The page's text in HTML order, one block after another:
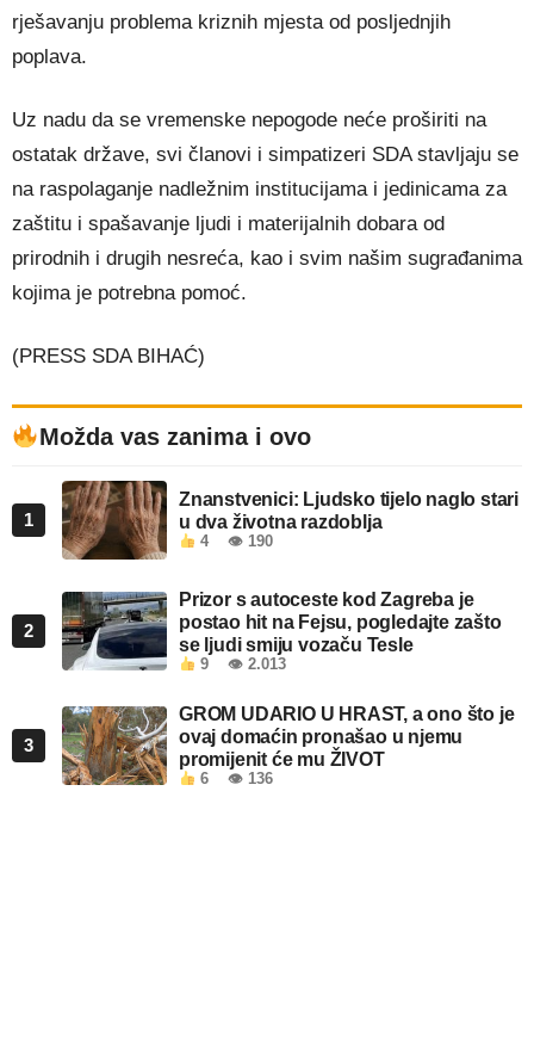
rješavanju problema kriznih mjesta od posljednjih
poplava.
Uz nadu da se vremenske nepogode neće proširiti na
ostatak države, svi članovi i simpatizeri SDA stavljaju se
na raspolaganje nadležnim institucijama i jedinicama za
zaštitu i spašavanje ljudi i materijalnih dobara od
prirodnih i drugih nesreća, kao i svim našim sugrađanima
kojima je potrebna pomoć.
(PRESS SDA BIHAĆ)
Možda vas zanima i ovo
1
Znanstvenici: Ljudsko tijelo naglo stari
u dva životna razdoblja
4 👁 190
2
Prizor s autoceste kod Zagreba je
postao hit na Fejsu, pogledajte zašto
se ljudi smiju vozaču Tesle
9 👁 2.013
3
GROM UDARIO U HRAST, a ono što je
ovaj domaćin pronašao u njemu
promijenit će mu ŽIVOT
6 👁 136